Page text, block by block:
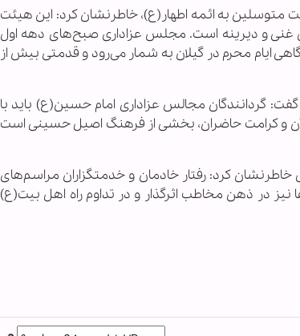
متوسلین به ائمه اطهار(ع)، خاطرنشان کرد: این هیئت
غنی و دیرینه است. مجلس عزاداری صبح‌های دهه اول
ایام محرم در گیلان به شمار می‌رود و قدمتی بیش از
گردانندگان مجالس عزاداری امام حسین(ع) باید با
شأن و کرامت حاضران، بخشی از فرهنگ اصیل حسینی است
کرد: رفتار خادمان و خدمتگزاران مراسم‌های
نیز در ذهن مخاطب اثرگذار و در تداوم راه اهل بیت(ع)